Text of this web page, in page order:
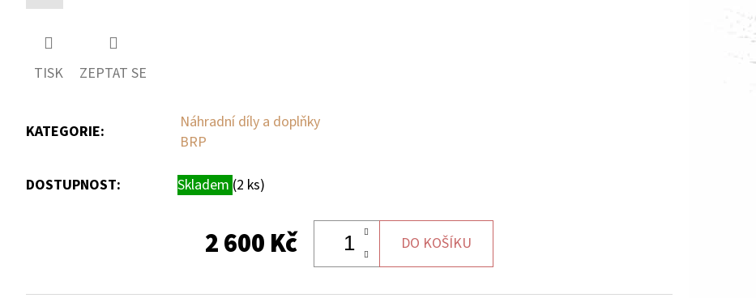
produktu
0,0
TISK ZEPTAT SE
KATEGORIE:
Náhradní díly a doplňky
BRP
DOSTUPNOST: Skladem (2 ks)
2 600 Kč DO KOŠÍKU